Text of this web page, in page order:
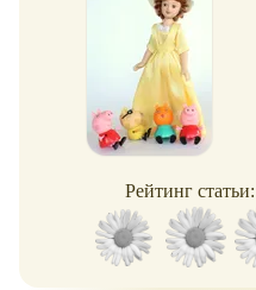
Рейтинг статьи: